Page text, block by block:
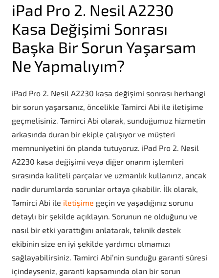
iPad Pro 2. Nesil A2230
Kasa Değişimi Sonrası
Başka Bir Sorun Yaşarsam
Ne Yapmalıyım?
iPad Pro 2. Nesil A2230 kasa değişimi sonrası herhangi
bir sorun yaşarsanız, öncelikle Tamirci Abi ile iletişime
geçmelisiniz. Tamirci Abi olarak, sunduğumuz hizmetin
arkasında duran bir ekiple çalışıyor ve müşteri
memnuniyetini ön planda tutuyoruz. iPad Pro 2. Nesil
A2230 kasa değişimi veya diğer onarım işlemleri
sırasında kaliteli parçalar ve uzmanlık kullanırız, ancak
nadir durumlarda sorunlar ortaya çıkabilir. İlk olarak,
Tamirci Abi ile iletişime geçin ve yaşadığınız sorunu
detaylı bir şekilde açıklayın. Sorunun ne olduğunu ve
nasıl bir etki yarattığını anlatarak, teknik destek
ekibinin size en iyi şekilde yardımcı olmamızı
sağlayabilirsiniz. Tamirci Abi’nin sunduğu garanti süresi
içindeyseniz, garanti kapsamında olan bir sorun